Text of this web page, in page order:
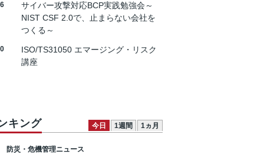
サイバー攻撃対応BCP実践勉強会～
NIST CSF 2.0で、止まらない会社を
つくる～
ISO/TS31050 エマージング・リスク
講座
キング 今日 1週間 1ヵ月
防災・危機管理ニュース